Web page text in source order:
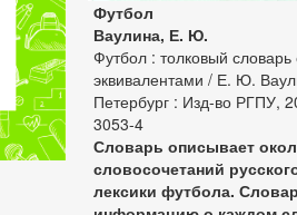
Футбол
Ваулина, Е. Ю.
Футбол : толковый
эквивалентами / Е. Ю.
Петербург : Изд-во РГПУ,
3053-4
Словарь описывает
словосочетаний
лексики футбола.